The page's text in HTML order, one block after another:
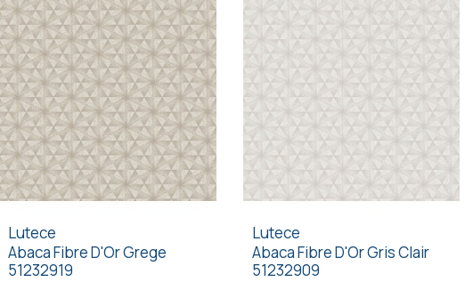
Lutece
Abaca Fibre D'Or Grege
51232919
Lutece
Abaca Fibre D'Or Gris Clair
51232909